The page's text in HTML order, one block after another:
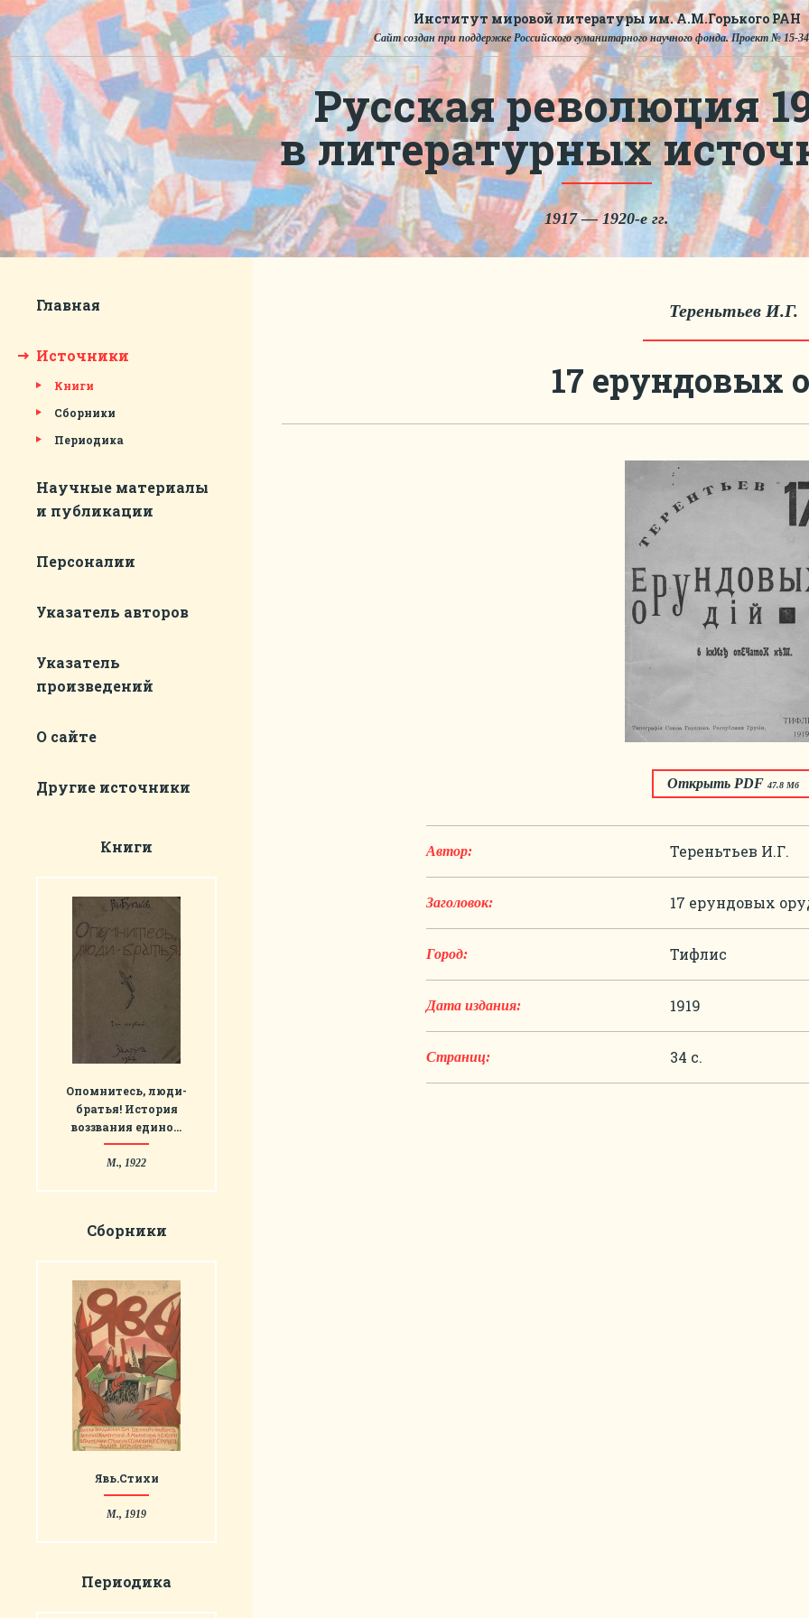
Институт мировой литературы им. А.М.Горького РАН
Сайт создан при поддержке Российского гуманитарного научного фонда. Проект № 15-
Русская революция
в литературных
1917 — 1920-е гг.
Главная
Источники
Книги
Сборники
Периодика
Научные материалы
и публикации
Персоналии
Указатель авторов
Указатель
произведений
О сайте
Другие источники
Книги
Опомнитесь, люди-
братья! История
воззвания едино…
М., 1922
Сборники
Явь.Стихи
М., 1919
Периодика
Тереньтьев И.Г.
17 ерундовых
Открыть PDF 47.8 Мб
Автор: Тереньтьев И.Г.
Заголовок: 17 ерундовых
Город: Тифлис
Дата издания: 1919
Страниц: 34 с.